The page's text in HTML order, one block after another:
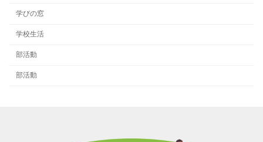
学びの窓
学校生活
部活動
部活動